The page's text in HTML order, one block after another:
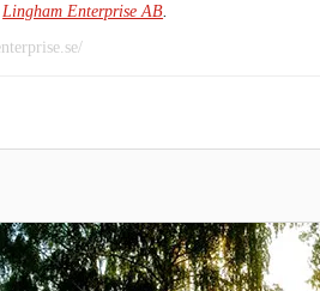
Lingham Enterprise AB.